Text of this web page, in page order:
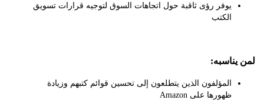
يوفر رؤى ثاقبة حول اتجاهات السوق لتوجيه قرارات تسويق
المؤلفون الذين يتطلعون إلى تحسين قوائم كتبهم وزيادة
ظهورها على Amazon